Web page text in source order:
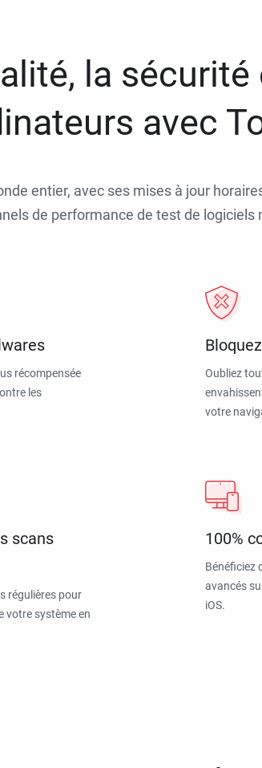
la sécurité
avec
entier, avec ses mises à jour
de performance de test de logiciels
récompensée
les
Oubliez
votre
scans
régulières pour
votre système en
100%
Bénéficiez
avancés
iOS.